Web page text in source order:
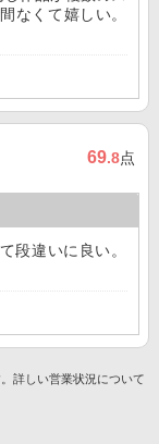
なくて嬉しい。
69.8点
段違いに良い。
詳しい営業状況について